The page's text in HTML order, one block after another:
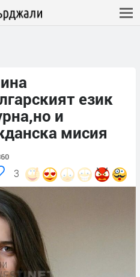
език
и
мисия
3